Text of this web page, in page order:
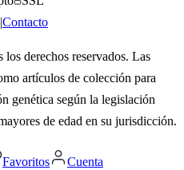
Contacto
derechos reservados. Las
artículos de colección para
genética según la legislación
de edad en su jurisdicción.
Favoritos Cuenta